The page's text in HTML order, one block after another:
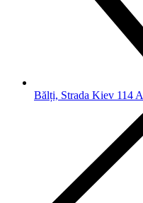
Bălți, Strada Kiev 114 A